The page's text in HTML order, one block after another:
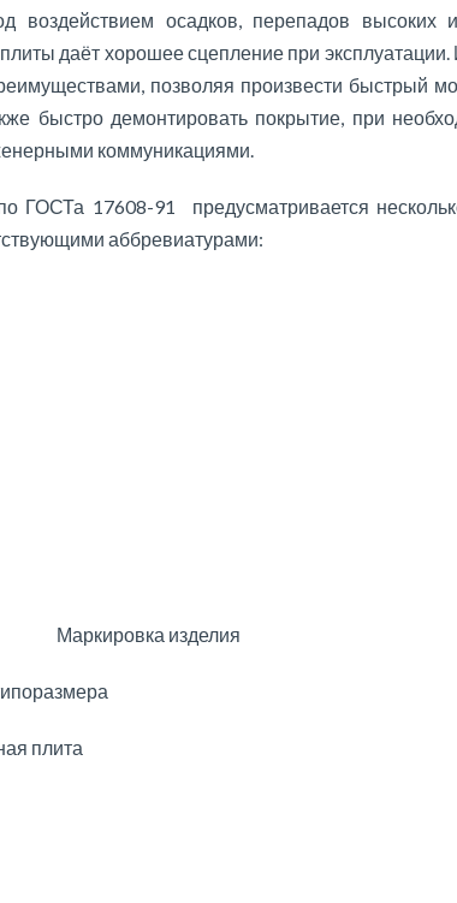
воздействием осадков, перепадов высоких
даёт хорошее сцепление при эксплуатации.
позволяя произвести быстрый
быстро демонтировать покрытие, при
коммуникациями.
ГОСТа 17608-91 предусматривается
аббревиатурами:
Маркировка изделия
плита